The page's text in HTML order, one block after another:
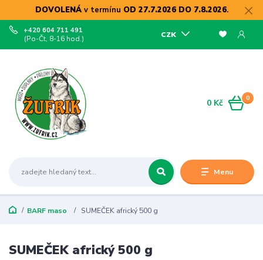
DOVOLENÁv termínu OD 27.7.2026 DO 7.8.2026.
Menu
CZK
+420 604 711 491
(Po-Čt, 8-16 hod.)
0
0 Kč
BARF maso SUMEČEK africký 500 g
SUMEČEK africký 500 g